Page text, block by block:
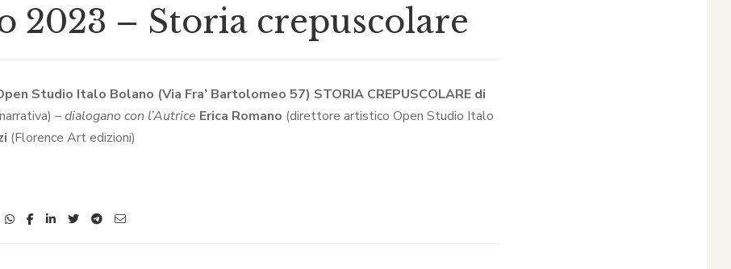
2023 – Storia crepuscolare
Studio Italo Bolano (Via Fra’ Bartolomeo 57) STORIA CREPUSCOLARE di
–dialogano con l’Autrice Erica Romano (direttore artistico Open Studio Italo
(Florence Art edizioni)